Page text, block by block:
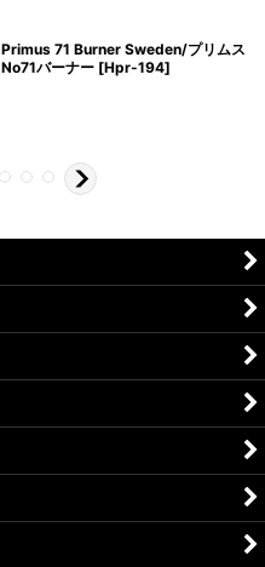
Primus 71 Burner Sweden/プリムス
No71バーナー [Hpr-194]